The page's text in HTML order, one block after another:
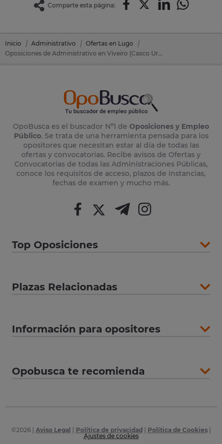
Comparte esta página:
Inicio Administrativo
Ofertas en Lugo
Oposiciones de Administrativo en Viveiro (Casco Urbano) (Lugo)
OpoBusca es el buscador Nº1 de Oposiciones y Empleo
Público. Se trata de una herramienta pensada para los
opositores que necesitan estar al día de todas las
ofertas y convocatorias. Recibe avisos de Ofertas y
Convocatorias de todas las Administraciones Públicas,
conoce los requisitos de acceso, plazos de instancias,
fechas de examen y mucho más.
Top Oposiciones
Plazas Relacionadas
Información para opositores
Opobusca te recomienda
©2026| Aviso Legal Política de privacidad Política de Cookies|
Ajustes de cookies